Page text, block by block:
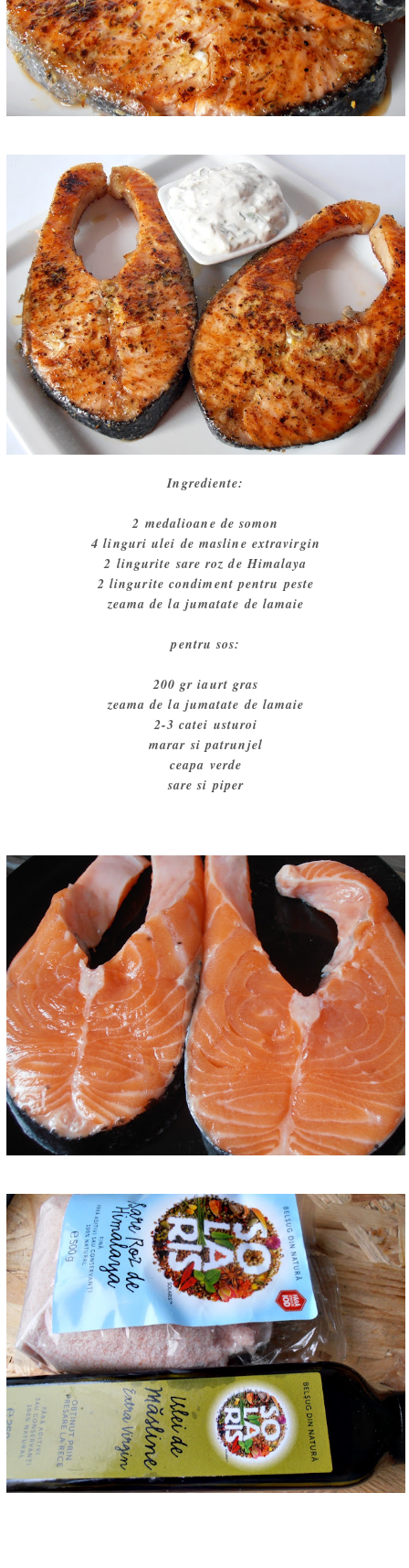
Ingrediente:
2 medalioane de somon
4 linguri ulei de masline extravirgin
2 lingurite sare roz de Himalaya
2 lingurite condiment pentru peste
zeama de la jumatate de lamaie
pentru sos:
200 gr iaurt gras
zeama de la jumatate de lamaie
2-3 catei usturoi
marar si patrunjel
ceapa verde
sare si piper